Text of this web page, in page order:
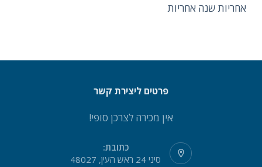
אחריות שנה אחריות
פרטים ליצירת קשר
אין מכירה לצרכן סופי!
כתובת:
סיני 24 ראש העין, 48027